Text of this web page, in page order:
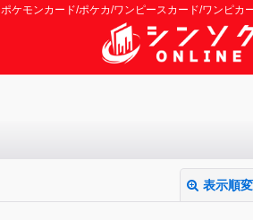
ポケモンカード/ポケカ/ワンピースカード/ワンピ
表示順